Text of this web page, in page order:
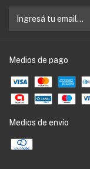
Medios de pago
Medios de envío